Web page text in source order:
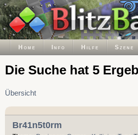
Home Info Hilfe Szene
Die Suche hat 5
Übersicht
Br41n5t0rm